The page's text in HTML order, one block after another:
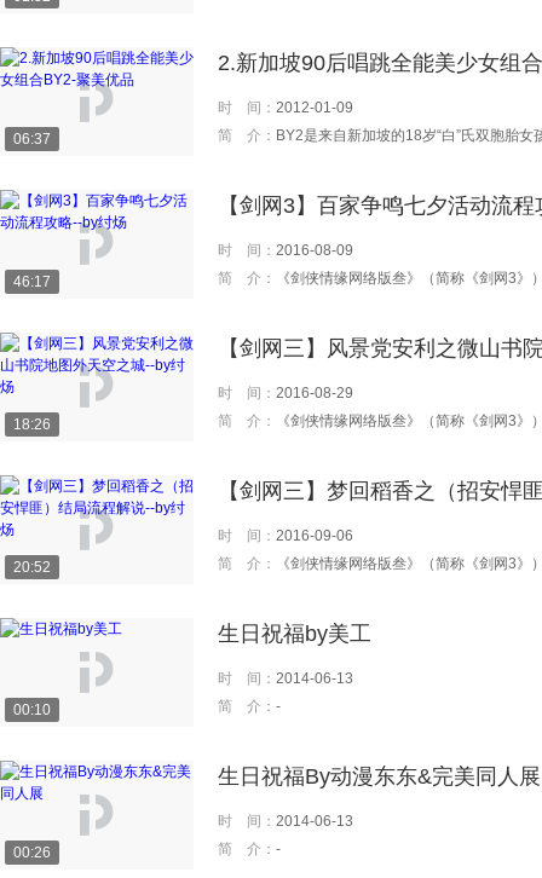
06:37
2.新加坡90后唱跳全能美少女组
时 间： 2012-01-09
简 介： BY2是来自新加坡的18岁“白”氏双胞胎女孩，2007年6月参加了马来西亚举办的“卧
46:17
【剑网3】百家争鸣七夕活动流
时 间： 2016-08-09
简 介：
《剑侠情缘网络版叁》（简称《剑网3》）是由金山软件西山居开发，金山运营的3D武侠角色扮演网游。《剑网3》凭借大规模的地形植被渲染技术、大量的场景光影特效和
18:26
【剑网三】风景党安利之微山书
时 间： 2016-08-29
简 介：
《剑侠情缘网络版叁》（简称《剑网3》）是由金山软件西山居开发，金山运营的3D武侠角色扮演网游。《剑网3》凭借大规模的地形植被渲染技术、大量的场景光影特效和
20:52
【剑网三】梦回稻香之（招安悍
时 间： 2016-09-06
简 介：
《剑侠情缘网络版叁》（简称《剑网3》）是由金山软件西山居开发，金山运营的3D武侠角色扮演网游。《剑网3》凭借大规模的地形植被渲染技术、大量的场景光影特效和
00:10
生日祝福by美工
时 间： 2014-06-13
简 介： -
00:26
生日祝福By动漫东东&完美同人展
时 间： 2014-06-13
简 介： -